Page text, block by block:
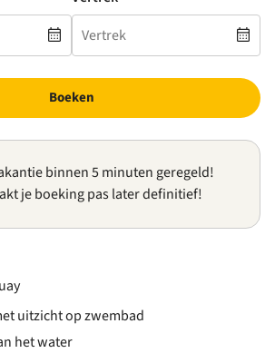
uitzicht op zwembad
het water
Boeken
binnen 5 minuten geregeld!
je boeking pas later definitief!